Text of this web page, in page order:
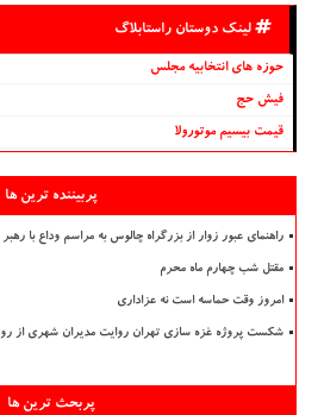
لینک دوستان راستابلاگ
حوزه های انتخابیه مجلس
فیش حج
قیمت بیسیم موتورولا
پربیننده ترین ها
راهنمای عبور زوار از بزرگراه چالوس به مراسم وداع با
مقتل شب چهارم ماه محرم
امروز وقت حماسه است نه عزاداری
شکست پروژه غزه سازی تهران روایت مدیران شهری از
پربحث ترین ها